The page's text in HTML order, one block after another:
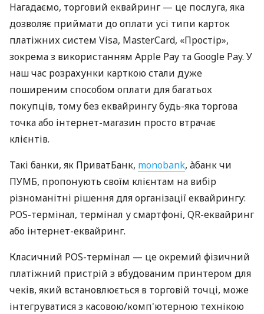
Нагадаємо, торговий еквайринг — це послуга, яка
дозволяє приймати до оплати усі типи карток
платіжних систем Visa, MasterCard, «Простір»,
зокрема з використанням Apple Pay та Google Pay. У
наш час розрахунки карткою стали дуже
поширеним способом оплати для багатьох
покупців, тому без еквайрингу будь-яка торгова
точка або інтернет-магазин просто втрачає
клієнтів.
Такі банки, як ПриватБанк, monobank, àбанк чи
ПУМБ, пропонують своїм клієнтам на вибір
різноманітні рішення для організації еквайрингу:
POS-термінал, термінал у смартфоні, QR-еквайринг
або інтернет-еквайринг.
Класичний POS-термінал — це окремий фізичний
платіжний пристрій з вбудованим принтером для
чеків, який встановлюється в торговій точці, може
інтегруватися з касовою/комп'ютерною технікою